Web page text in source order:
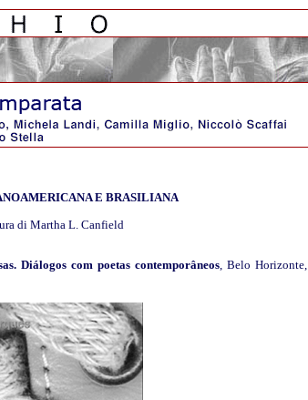
E BRASILIANA
di Martha L. Canfield
Diálogos com poetas contemporâneos, Belo Horizonte,